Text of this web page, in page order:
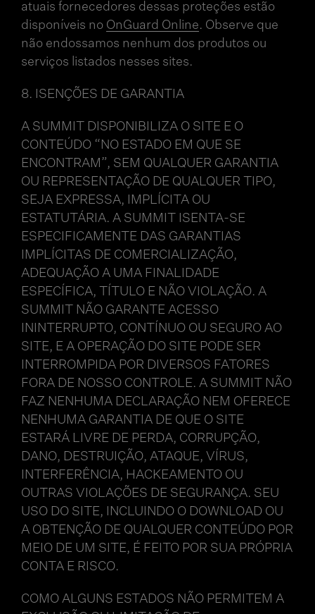
atuais fornecedores dessas proteções estão
disponíveis no OnGuard Online. Observe que
não endossamos nenhum dos produtos ou
serviços listados nesses sites.
8. ISENÇÕES DE GARANTIA
A SUMMIT DISPONIBILIZA O SITE E O
CONTEÚDO “NO ESTADO EM QUE SE
ENCONTRAM”, SEM QUALQUER GARANTIA
OU REPRESENTAÇÃO DE QUALQUER TIPO,
SEJA EXPRESSA, IMPLÍCITA OU
ESTATUTÁRIA. A SUMMIT ISENTA-SE
ESPECIFICAMENTE DAS GARANTIAS
IMPLÍCITAS DE COMERCIALIZAÇÃO,
ADEQUAÇÃO A UMA FINALIDADE
ESPECÍFICA, TÍTULO E NÃO VIOLAÇÃO. A
SUMMIT NÃO GARANTE ACESSO
ININTERRUPTO, CONTÍNUO OU SEGURO AO
SITE, E A OPERAÇÃO DO SITE PODE SER
INTERROMPIDA POR DIVERSOS FATORES
FORA DE NOSSO CONTROLE. A SUMMIT NÃO
FAZ NENHUMA DECLARAÇÃO NEM OFERECE
NENHUMA GARANTIA DE QUE O SITE
ESTARÁ LIVRE DE PERDA, CORRUPÇÃO,
DANO, DESTRUIÇÃO, ATAQUE, VÍRUS,
INTERFERÊNCIA, HACKEAMENTO OU
OUTRAS VIOLAÇÕES DE SEGURANÇA. SEU
USO DO SITE, INCLUINDO O DOWNLOAD OU
A OBTENÇÃO DE QUALQUER CONTEÚDO POR
MEIO DE UM SITE, É FEITO POR SUA PRÓPRIA
CONTA E RISCO.
COMO ALGUNS ESTADOS NÃO PERMITEM A